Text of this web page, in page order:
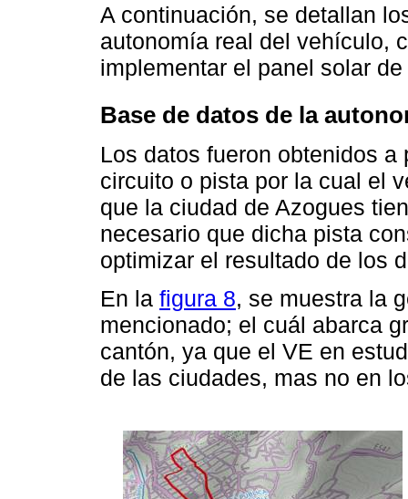
A continuación, se detallan
autonomía real del vehículo,
implementar el panel solar
Base de datos de la
Los datos fueron obtenidos
circuito o pista por la cual el
que la ciudad de Azogues
necesario que dicha pista
optimizar el resultado de los
En la figura 8, se muestra la
mencionado; el cuál abarca
cantón, ya que el VE en
de las ciudades, mas no en